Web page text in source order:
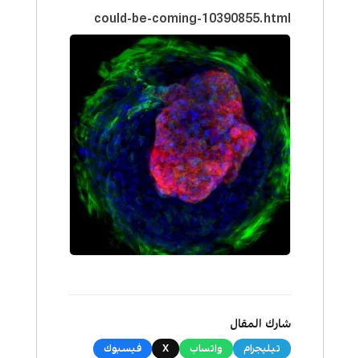
could-be-coming-10390855.html
شارك المقال
تيليجرام واتساب X
فيسبوك